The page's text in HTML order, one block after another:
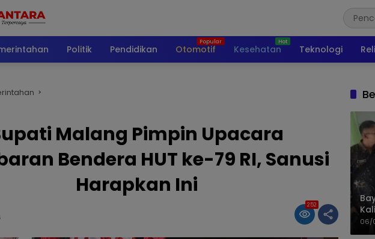
Politik Pendidikan Otomotif Kesehatan Teknologi
Malang Pimpin Upacara
Bendera HUT ke-79 RI, Sanusi
Harapkan Ini
252
06/